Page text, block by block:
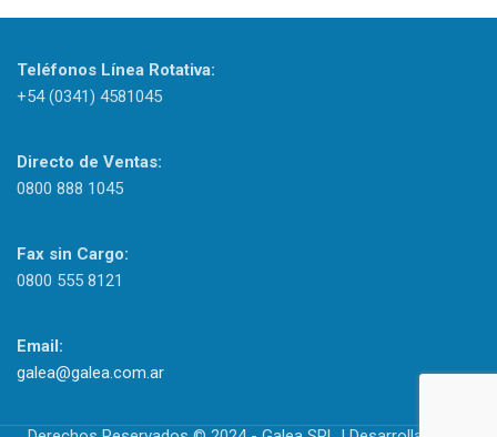
Teléfonos Línea Rotativa:
+54 (0341) 4581045
Directo de Ventas:
0800 888 1045
Fax sin Cargo:
0800 555 8121
Email:
galea@galea.com.ar